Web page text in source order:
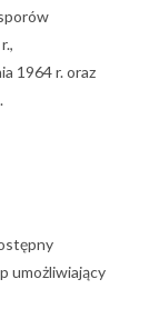
1964 r. oraz
umożliwiający